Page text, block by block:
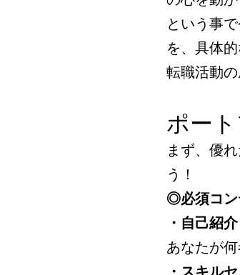
という事
を、具体
転職活動
ポー
まず、優
う！
◎必須コン
・自己紹
あなたが
・スキル